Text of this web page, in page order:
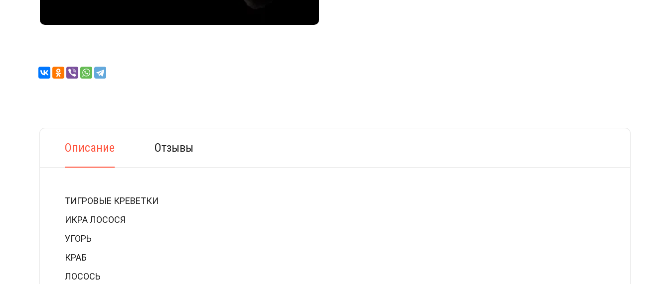
Описание Отзывы
ТИГРОВЫЕ КРЕВЕТКИ
ИКРА ЛОСОСЯ
УГОРЬ
КРАБ
ЛОСОСЬ